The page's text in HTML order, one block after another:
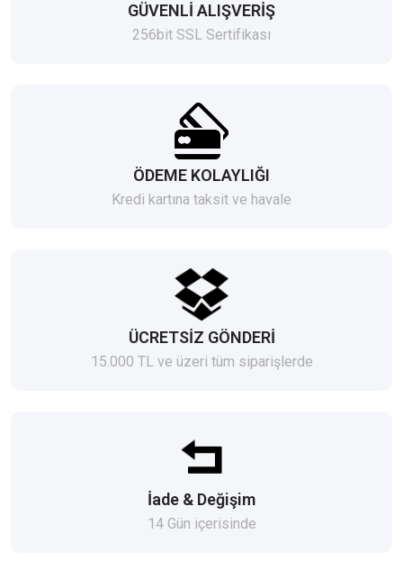
GÜVENLİ ALIŞVERİŞ
256bit SSL Sertifikası
ÖDEME KOLAYLIĞI
Kredi kartına taksit ve havale
ÜCRETSİZ GÖNDERİ
15.000 TL ve üzeri tüm siparişlerde
İade & Değişim
14 Gün içerisinde